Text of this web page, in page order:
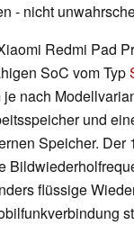
- nicht
Redmi Pad
SoC vom Typ
nach
und
Speicher. Der
flüssige